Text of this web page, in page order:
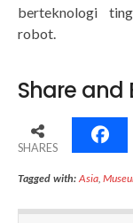
berteknologi
robot.
Share and
SHARES
Tagged with:Asia,